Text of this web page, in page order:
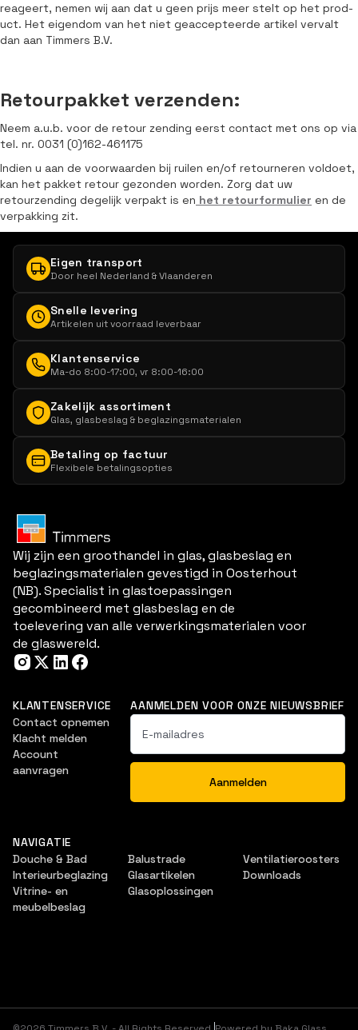
reageert, nemen wij aan dat u geen prijs meer stelt op het prod-
uct. Het eigendom van het niet geaccepteerde artikel vervalt
dan aan Timmers B.V.
Retourpakket verzenden:
Neem a.u.b. voor de retour zending eerst contact met ons op via
tel. nr. 0031 (0)162-461175
Indien u aan de voorwaarden bij ruilen en/of retourneren voldoet,
kan het pakket retour gezonden worden. Zorg dat uw
retourzending degelijk verpakt is en het retourformulier en de
verpakking zit.
Eigen transport
Door heel Nederland & Vlaanderen
Snelle levering
Artikelen uit voorraad leverbaar
Klantenservice
Ma-do 8:00-17:00, vr 8:00-16:00
Zakelijk assortiment
Glas, glasbeslag & beglazingsmaterialen
Betaling op factuur
Flexibele betalingsopties
Wij zijn een groothandel in glas, glasbeslag en
beglazingsmaterialen gevestigd in Oosterhout
(NB). Specialist in glastoepassingen
gecombineerd met glasbeslag en de
toelevering van alle verwerkingsmaterialen voor
de glaswereld.
KLANTENSERVICE
Contact opnemen
Klacht melden
Account
aanvragen
AANMELDEN VOOR ONZE NIEUWSBRIEF
NAVIGATIE
Douche & Bad
Interieurbeglazing
Vitrine- en
meubelbeslag
Balustrade
Glasartikelen
Glasoplossingen
Ventilatieroosters
Downloads